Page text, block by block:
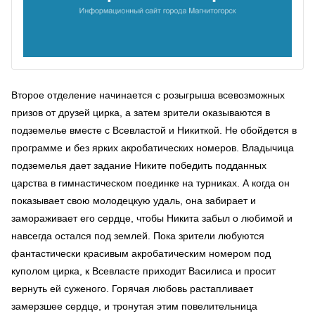
Второе отделение начинается с розыгрыша всевозможных
призов от друзей цирка, а затем зрители оказываются в
подземелье вместе с Всевластой и Никиткой. Не обойдется в
программе и без ярких акробатических номеров. Владычица
подземелья дает задание Никите победить подданных
царства в гимнастическом поединке на турниках. А когда он
показывает свою молодецкую удаль, она забирает и
замораживает его сердце, чтобы Никита забыл о любимой и
навсегда остался под землей. Пока зрители любуются
фантастически красивым акробатическим номером под
куполом цирка, к Всевласте приходит Василиса и просит
вернуть ей суженого. Горячая любовь растапливает
замерзшее сердце, и тронутая этим повелительница